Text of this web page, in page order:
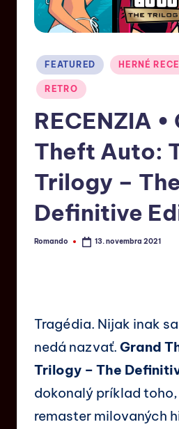
FEATURED HERNÉ
RETRO
RECENZIA •
Theft Auto:
Trilogy –
Definitive
Romando 13. novembra 2021
Tragédia. Nijak inak
nedá nazvať. Grand
Trilogy – The
dokonalý príklad
remaster milovaných